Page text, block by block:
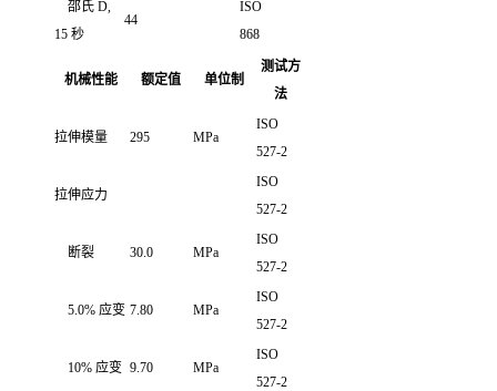
邵氏 D,
15 秒
44
ISO
868
机械性能 额定值 单位制
测试方
法
拉伸模量 295 MPa
ISO
527-2
拉伸应力
ISO
527-2
断裂 30.0 MPa
ISO
527-2
5.0% 应变 7.80 MPa
ISO
527-2
10% 应变 9.70 MPa
ISO
527-2